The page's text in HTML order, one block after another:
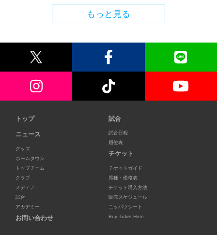
もっと見る
トップ
ニュース
グッズ
ホームタウン
トップチーム
クラブ
メディア
試合
アカデミー
お問い合わせ
試合
試合日程
順位表
チケット
チケットガイド
席種・価格表
チケット購入方法
販売スケジュール
ニッパツシート
Buy Ticket Here